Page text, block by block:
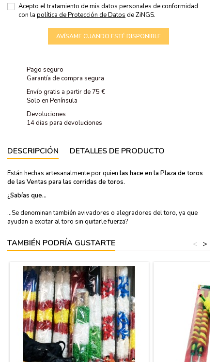
Acepto el tratamiento de mis datos personales de conformidad
con la política de Protección de Datos de ZiNGS.
AVÍSAME CUANDO ESTÉ DISPONIBLE
Pago seguro
Garantía de compra segura
Envío gratis a partir de 75 €
Solo en Península
Devoluciones
14 dias para devoluciones
DESCRIPCIÓN DETALLES DE PRODUCTO
Están hechas artesanalmente por quien las hace en la Plaza de toros
de las Ventas para las corridas de toros.
¿Sabías que...
...Se denominan también avivadores o alegradores del toro, ya que
ayudan a excitar al toro sin quitarle fuerza?
TAMBIÉN PODRÍA GUSTARTE >
<